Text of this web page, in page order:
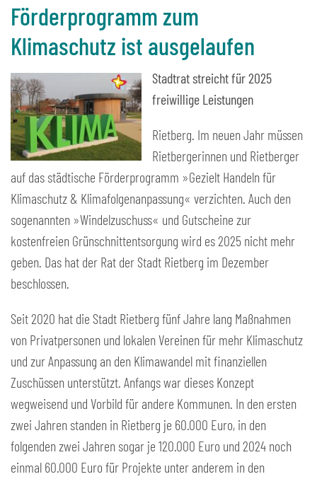
Förderprogramm zum
Klimaschutz ist ausgelaufen
Stadtrat streicht für 2025
freiwillige Leistungen
Rietberg. Im neuen Jahr müssen
Rietbergerinnen und Rietberger
auf das städtische Förderprogramm »Gezielt Handeln für
Klimaschutz & Klimafolgenanpassung« verzichten. Auch den
sogenannten »Windelzuschuss« und Gutscheine zur
kostenfreien Grünschnittentsorgung wird es 2025 nicht mehr
geben. Das hat der Rat der Stadt Rietberg im Dezember
beschlossen.
Seit 2020 hat die Stadt Rietberg fünf Jahre lang Maßnahmen
von Privatpersonen und lokalen Vereinen für mehr Klimaschutz
und zur Anpassung an den Klimawandel mit finanziellen
Zuschüssen unterstützt. Anfangs war dieses Konzept
wegweisend und Vorbild für andere Kommunen. In den ersten
zwei Jahren standen in Rietberg je 60.000 Euro, in den
folgenden zwei Jahren sogar je 120.000 Euro und 2024 noch
einmal 60.000 Euro für Projekte unter anderem in den